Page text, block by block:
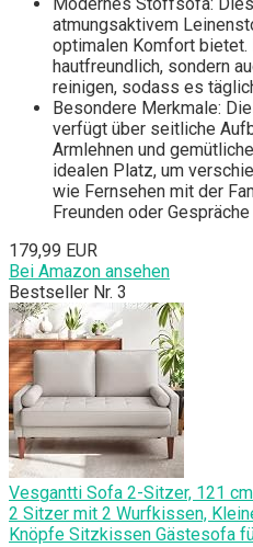
atmungsaktivem
optimalen Komfort
hautfreundlich, sondern
reinigen, sodass es
Besondere Merkmale:
verfügt über seitliche
Armlehnen und
idealen Platz, um
wie Fernsehen mit der
Freunden oder
179,99 EUR
Bei Amazon ansehen
Bestseller Nr. 3
Vesgantti Sofa 2-Sitzer, 121
2 Sitzer mit 2 Wurfkissen,
Knöpfe Sitzkissen Gästesofa